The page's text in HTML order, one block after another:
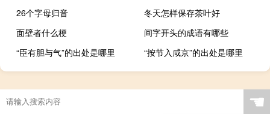
26个字母归音
冬天怎样保存茶叶好
面壁者什么梗
间字开头的成语有哪些
“臣有胆与气”的出处是哪里
“按节入咸京”的出处是哪里
☚